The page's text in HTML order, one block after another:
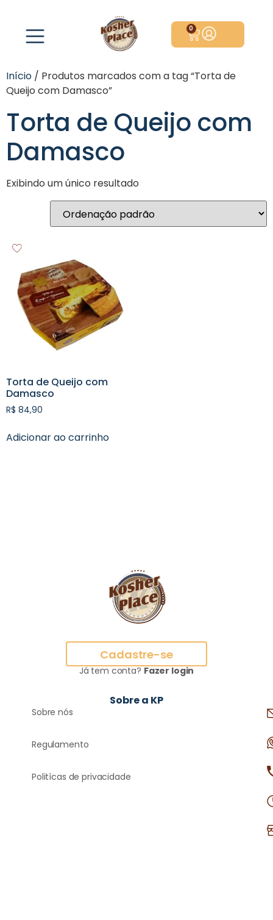
0
Início / Produtos marcados com a tag “Torta de
Queijo com Damasco”
Torta de Queijo com
Damasco
Exibindo um único resultado
Torta de Queijo com
Damasco
R$ 84,90
Adicionar ao carrinho
Cadastre-se
Já tem conta?Fazer login
Sobre a KP
Sobre nós
Regulamento
Politícas de privacidade